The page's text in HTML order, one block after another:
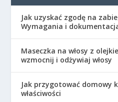
Jak uzyskać zgodę na
Wymagania i
Maseczka na włosy z
wzmocnij i odżywiaj włosy
Jak przygotować domowy
właściwości